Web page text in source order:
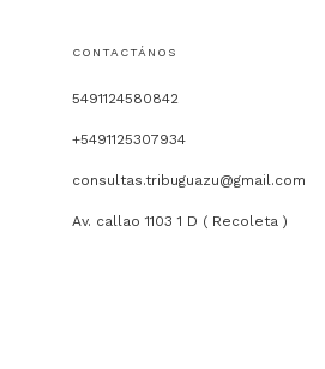
CONTACTÁNOS
5491124580842
+5491125307934
consultas.tribuguazu@gmail.com
Av. callao 1103 1 D ( Recoleta )